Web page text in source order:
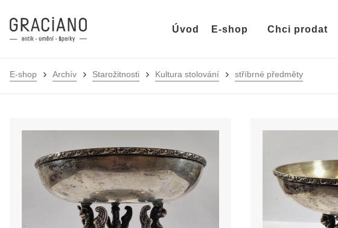
Úvod E-shop Chci prodat
E-shop Archív Starožitnosti Kultura stolování stříbrné předměty